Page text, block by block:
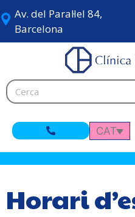
Av. del Paral·lel 84,
Barcelona
CAT
Horari